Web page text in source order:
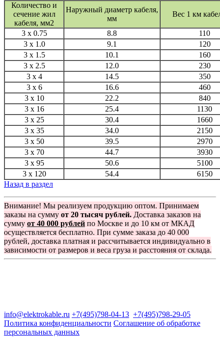
Количество и
сечение жил
кабеля, мм2
Наружный диаметр кабеля,
мм
Вес 1 км
3 x 0.75 8.8
110
3 x 1.0
9.1
120
3 x 1.5
10.1
160
3 x 2.5
12.0
230
3 x 4
14.5
350
3 x 6
16.6
460
3 x 10
22.2
840
3 x 16
25.4
1130
3 x 25
30.4
1660
3 x 35
34.0
2150
3 x 50
39.5
2970
3 x 70
44.7
3930
3 x 95
50.6
5100
3 x 120
54.4
6150
Назад в раздел
Внимание! Мы реализуем продукцию оптом. Принимаем
заказы на сумму от 20 тысяч рублей. Доставка заказов на
сумму от 40 000 рублей по Москве и до 10 км от МКАД
осуществляется бесплатно. При сумме заказа до 40 000
рублей, доставка платная и рассчитывается индивидуально в
зависимости от размеров и веса груза и расстояния от склада.
info@elektrokable.ru +7(495)798-04-13 +7(495)798-29-05
Политика конфиденциальности Соглашение об обработке
персональных данных